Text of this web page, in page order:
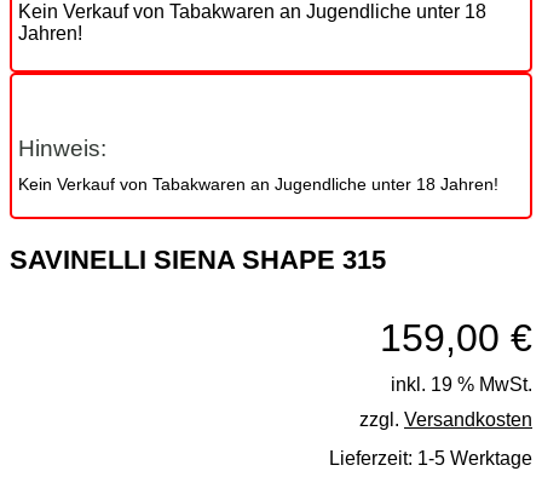
Kein Verkauf von Tabakwaren an Jugendliche unter 18
Jahren!
Hinweis:
Kein Verkauf von Tabakwaren an Jugendliche unter 18 Jahren!
SAVINELLI SIENA SHAPE 315
159,00 €
inkl. 19 % MwSt.
zzgl. Versandkosten
Lieferzeit: 1-5 Werktage